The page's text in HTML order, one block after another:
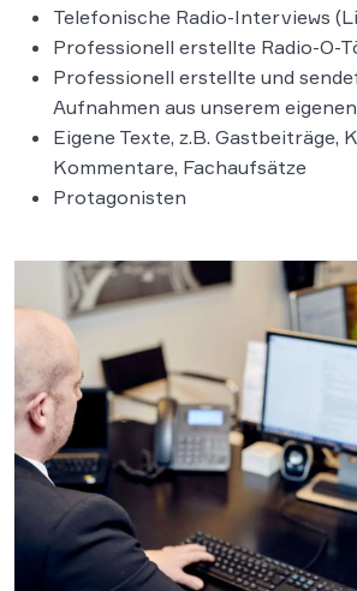
Telefonische Radio-Interviews
Professionell erstellte Radio-O-
Professionell erstellte und
Aufnahmen aus unserem
Eigene Texte, z.B. Gastbeiträge,
Kommentare, Fachaufsätze
Protagonisten